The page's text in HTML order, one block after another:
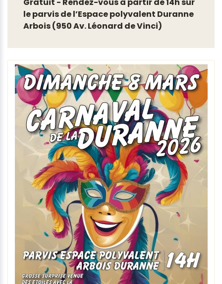
Gratuit - Rendez-vous à partir de 14h sur
le parvis de l’Espace polyvalent Duranne
Arbois (950 Av. Léonard de Vinci)